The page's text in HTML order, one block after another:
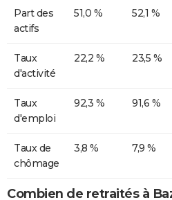
Part des
actifs
51,0 % 52,1 %
Taux
d'activité
22,2 % 23,5 %
Taux
d'emploi
92,3 % 91,6 %
Taux de
chômage
3,8 % 7,9 %
Combien de retraités à